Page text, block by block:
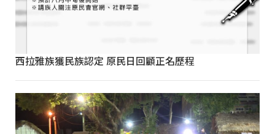
西拉雅族獲民族認定 原民日回顧正名歷程